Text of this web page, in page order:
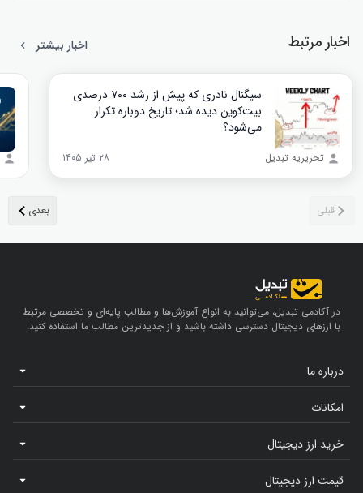
اخبار مرتبط اخبار بیشتر
سیگنال نادری که پیش از رشد ۷۰۰ درصدی
بیت‌کوین دیده شد؛ تاریخ دوباره تکرار
می‌شود؟
تحریریه تبدیل ۲۸ تیر ۱۴۰۵
در آکادمی تبدیل، می‌توانید به انواع آموزش‌ها و مطالب پایه‌ای و تخصصی مرتبط
با ارزهای دیجیتال دسترسی داشته باشید و از جدیدترین مطالب ما استفاده کنید.
درباره ما
امکانات
خرید ارز دیجیتال
قیمت ارز دیجیتال